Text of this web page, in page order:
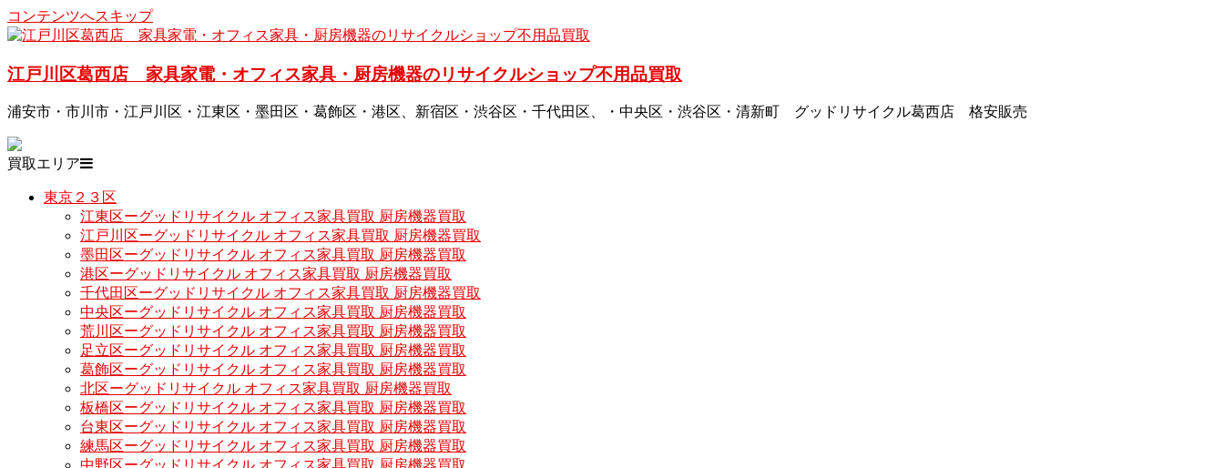
コンテンツへスキップ
江戸川区葛西店 家具家電・オフィス家具・厨房機器のリサイクルショップ不用品買取
浦安市・市川市・江戸川区・江東区・墨田区・葛飾区・港区、新宿区・渋谷区・千代田区、・中央区・渋谷区・清新町 グッドリサイクル葛西店 格安販売
買取エリア
東京２３区
江東区ーグッドリサイクル オフィス家具買取 厨房機器買取
江戸川区ーグッドリサイクル オフィス家具買取 厨房機器買取
墨田区ーグッドリサイクル オフィス家具買取 厨房機器買取
港区ーグッドリサイクル オフィス家具買取 厨房機器買取
千代田区ーグッドリサイクル オフィス家具買取 厨房機器買取
中央区ーグッドリサイクル オフィス家具買取 厨房機器買取
荒川区ーグッドリサイクル オフィス家具買取 厨房機器買取
足立区ーグッドリサイクル オフィス家具買取 厨房機器買取
葛飾区ーグッドリサイクル オフィス家具買取 厨房機器買取
北区ーグッドリサイクル オフィス家具買取 厨房機器買取
板橋区ーグッドリサイクル オフィス家具買取 厨房機器買取
台東区ーグッドリサイクル オフィス家具買取 厨房機器買取
練馬区ーグッドリサイクル オフィス家具買取 厨房機器買取